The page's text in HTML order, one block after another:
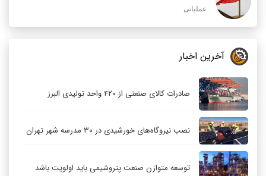
عملیاتی
آخرین اخبار
صادرات کالای صنعتی از ۴۲۰ واحد تولیدی البرز
نصب نیروگاه‌های خورشیدی در ۳۰ مدرسه شهر تهران
توسعه متوازن صنعت پتروشیمی باید اولویت باشد